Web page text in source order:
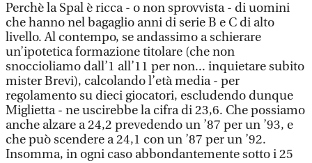
Perchè la Spal è ricca - o non sprovvista - di uomini
che hanno nel bagaglio anni di serie B e C di alto
livello. Al contempo, se andassimo a schierare
un’ipotetica formazione titolare (che non
snoccioliamo dall’1 all’11 per non... inquietare subito
mister Brevi), calcolando l’età media - per
regolamento su dieci giocatori, escludendo dunque
Miglietta - ne uscirebbe la cifra di 23,6. Che possiamo
anche alzare a 24,2 prevedendo un ’87 per un ’93, e
che può scendere a 24,1 con un ’87 per un ’92.
Insomma, in ogni caso abbondantemente sotto i 25